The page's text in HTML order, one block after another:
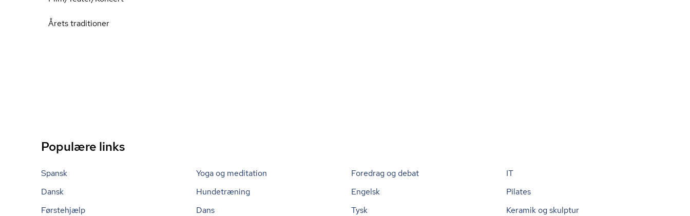
Årets traditioner
Populære links
Spansk Yoga og meditation Foredrag og debat
IT
Dansk
Hundetræning Engelsk
Pilates
Førstehjælp
Dans Tysk
Keramik og skulptur